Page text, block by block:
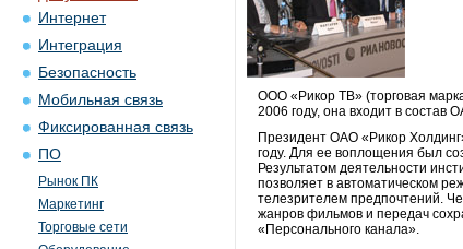
Интернет
Интеграция
Безопасность
Мобильная связь
Фиксированная связь
ПО
Рынок ПК
Маркетинг
Торговые сети
ООО «Рикор ТВ» (торговая
2006 году, она входит в состав
Президент ОАО «Рикор
году. Для ее воплощения был
Результатом деятельности
позволяет в автоматическом
телезрителем предпочтений.
жанров фильмов и передач
«Персонального канала».